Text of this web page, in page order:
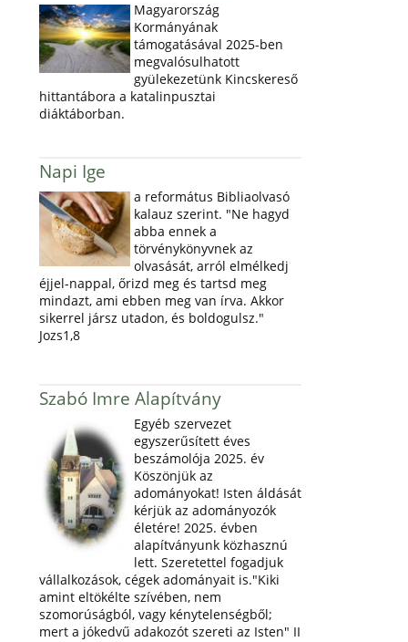
Magyarország
Kormányának
támogatásával 2025-ben
megvalósulhatott
gyülekezetünk Kincskereső
hittantábora a katalinpusztai
diáktáborban.
Napi Ige
a református Bibliaolvasó
kalauz szerint. "Ne hagyd
abba ennek a
törvénykönyvnek az
olvasását, arról elmélkedj
éjjel-nappal, őrizd meg és tartsd meg
mindazt, ami ebben meg van írva. Akkor
sikerrel jársz utadon, és boldogulsz."
Jozs1,8
Szabó Imre Alapítvány
Egyéb szervezet
egyszerűsített éves
beszámolója 2025. év
Köszönjük az
adományokat! Isten áldását
kérjük az adományozók
életére! 2025. évben
alapítványunk közhasznú
lett. Szeretettel fogadjuk
vállalkozások, cégek adományait is."Kiki
amint eltökélte szívében, nem
szomorúságból, vagy kénytelenségből;
mert a jókedvű adakozót szereti az Isten" II